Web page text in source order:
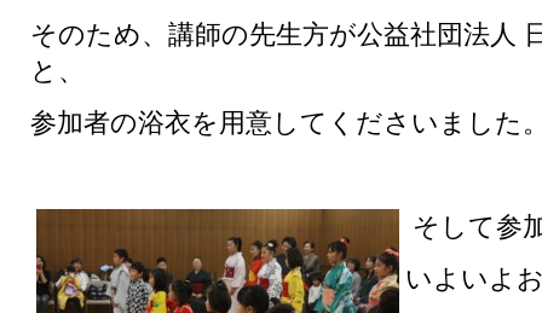
そのため、講師の先生方が公益社団法人
と、
参加者の浴衣を用意してくださいました
そして参
いよいよ